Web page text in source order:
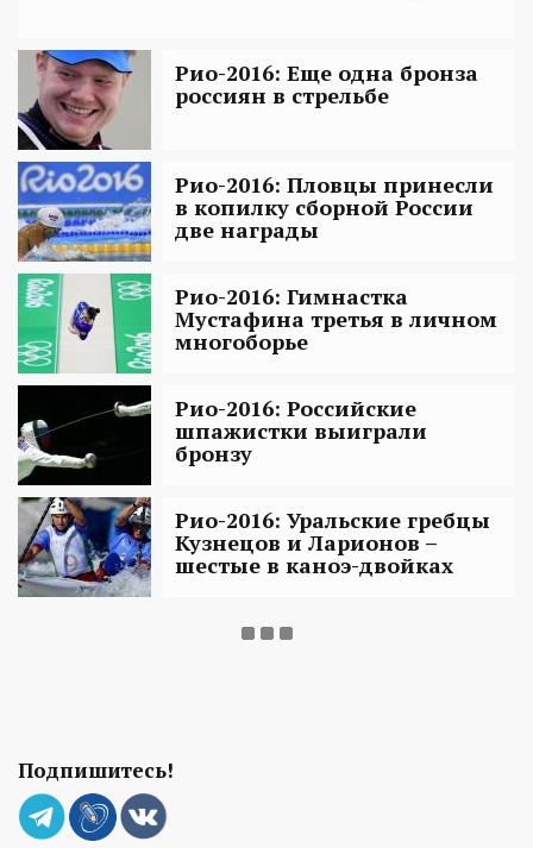
Рио-2016: Еще одна бронза
россиян в стрельбе
Рио-2016: Пловцы принесли
в копилку сборной России
две награды
Рио-2016: Гимнастка
Мустафина третья в личном
многоборье
Рио-2016: Российские
шпажистки выиграли
бронзу
Рио-2016: Уральские гребцы
Кузнецов и Ларионов –
шестые в каноэ-двойках
Подпишитесь!